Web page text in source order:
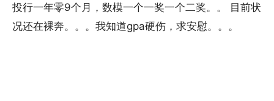
投行一年零9个月，数模一个一奖一个二奖。。 目前状
况还在裸奔。。。我知道gpa硬伤，求安慰。。。